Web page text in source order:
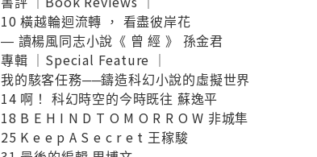
10 橫越輪迴流轉 ， 看盡彼岸花
― 讀楊風同志小說《 曾 經 》 孫金君
專輯 ｜Special Feature ｜
我的駭客任務──鑄造科幻小說的虛擬世界
14 啊！ 科幻時空的今時既往 蘇逸平
18 B E H I N D T O M O R R O W 非城隼
25 K e e p A S e c r e t 王稼駿